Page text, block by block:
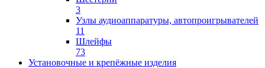
3
Узлы аудиоаппаратуры, автопроигрывателей
11
Шлейфы
73
Установочные и крепёжные изделия